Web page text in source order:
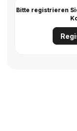
Bitte registrieren